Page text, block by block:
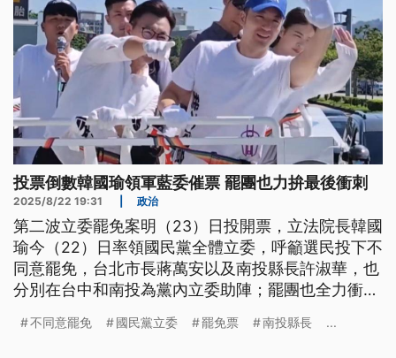
投票倒數韓國瑜領軍藍委催票 罷團也力拚最後衝刺
2025/8/22 19:31 政治
第二波立委罷免案明（23）日投開票，立法院長韓國
瑜今（22）日率領國民黨全體立委，呼籲選民投下不
同意罷免，台北市長蔣萬安以及南投縣長許淑華，也
分別在台中和南投為黨內立委助陣；罷團也全力衝
不同意罷免 國民黨立委 罷免票 南投縣長 ...